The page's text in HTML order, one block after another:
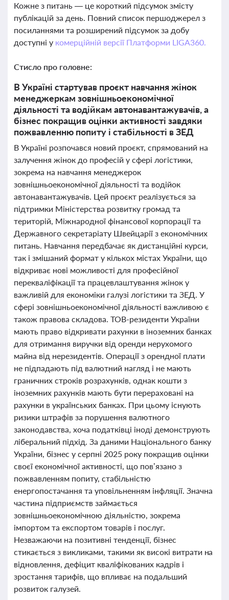
Кожне з питань — це короткий підсумок змісту
публікацій за день. Повний список першоджерел з
посиланнями та розширений підсумок за добу
доступні у комерційній версії Платформи LIGA360.
Стисло про головне:
В Україні стартував проєкт навчання жінок
менеджеркам зовнішньоекономічної
діяльності та водійкам автонавантажувачів, а
бізнес покращив оцінки активності завдяки
пожвавленню попиту і стабільності в ЗЕД
В Україні розпочався новий проєкт, спрямований на
залучення жінок до професій у сфері логістики,
зокрема на навчання менеджерок
зовнішньоекономічної діяльності та водійок
автонавантажувачів. Цей проєкт реалізується за
підтримки Міністерства розвитку громад та
територій, Міжнародної фінансової корпорації та
Державного секретаріату Швейцарії з економічних
питань. Навчання передбачає як дистанційні курси,
так і змішаний формат у кількох містах України, що
відкриває нові можливості для професійної
перекваліфікації та працевлаштування жінок у
важливій для економіки галузі логістики та ЗЕД. У
сфері зовнішньоекономічної діяльності важливою є
також правова складова. ТОВ-резиденти України
мають право відкривати рахунки в іноземних банках
для отримання виручки від оренди нерухомого
майна від нерезидентів. Операції з орендної плати
не підпадають під валютний нагляд і не мають
граничних строків розрахунків, однак кошти з
іноземних рахунків мають бути перераховані на
рахунки в українських банках. При цьому існують
ризики штрафів за порушення валютного
законодавства, хоча податківці іноді демонструють
ліберальний підхід. За даними Національного банку
України, бізнес у серпні 2025 року покращив оцінки
своєї економічної активності, що пов’язано з
пожвавленням попиту, стабільністю
енергопостачання та уповільненням інфляції. Значна
частина підприємств займається
зовнішньоекономічною діяльністю, зокрема
імпортом та експортом товарів і послуг.
Незважаючи на позитивні тенденції, бізнес
стикається з викликами, такими як високі витрати на
відновлення, дефіцит кваліфікованих кадрів і
зростання тарифів, що впливає на подальший
розвиток галузей.